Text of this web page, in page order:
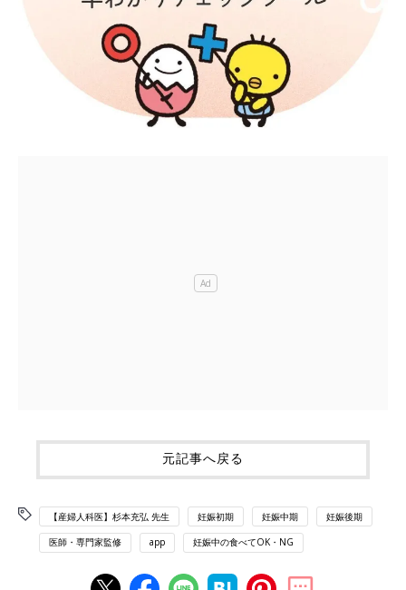
元記事へ戻る
【産婦人科医】杉本充弘 先生 妊娠初期 妊娠中期 妊娠後期
医師・専門家監修 app 妊娠中の食べてOK・NG